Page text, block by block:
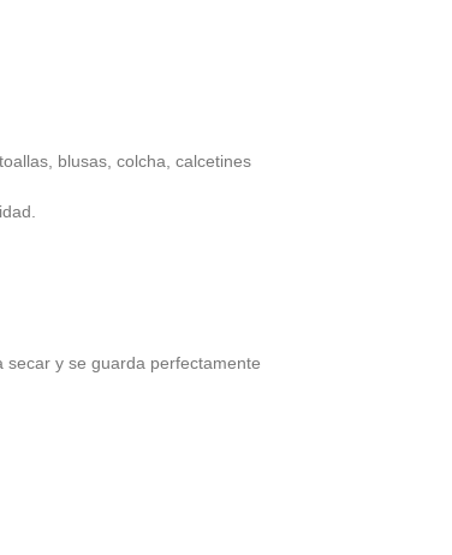
blusas, colcha, calcetines
y se guarda perfectamente